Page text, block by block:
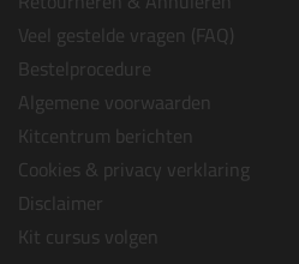
Veel gestelde vragen (FAQ)
Bestelprocedure
Algemene voorwaarden
Kitcentrum berichten
Cookies & privacy verklaring
Disclaimer
Kit cursus volgen